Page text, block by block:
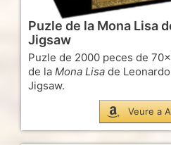
Puzle de la Mona Lisa
Jigsaw
Puzle de 2000 peces de
de la Mona Lisa de
Jigsaw.
Veure a